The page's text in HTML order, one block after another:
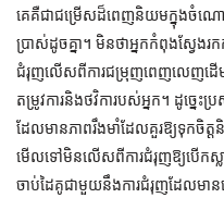
គេគឺជាជម្រើសដ៏ពេញនិយមក្នុងចំណោ
ប្រាស់ដូចគ្នា។ មិនថាអ្នកកំពុងស្វែងរ
ជំរុញលើសពីការជម្រុញពេញលេញដើម្
តម្រូវការនិងថវិការបស់អ្នក។ ដូច្នេ
ដែលមានភាពរឹងមាំដែលគួរឱ្យទុកចិត្ត
មើលទៅមិនលើសពីការជំរុញឱ្យបើ
ចាប់ដៃគូជាមួយនឹងការជំរុញដែលមានក